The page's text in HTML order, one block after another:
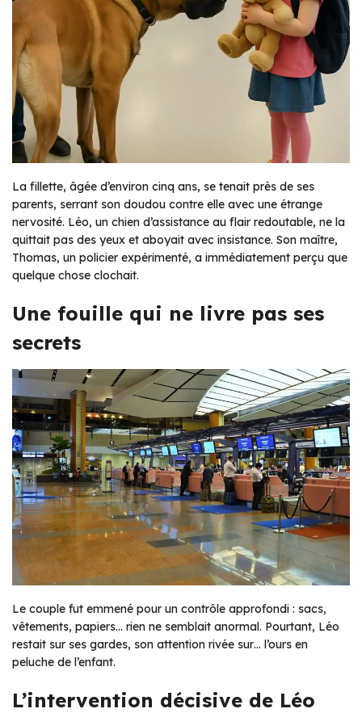
La fillette, âgée d’environ cinq ans, se tenait près de ses
parents, serrant son doudou contre elle avec une étrange
nervosité. Léo, un chien d’assistance au flair redoutable, ne la
quittait pas des yeux et aboyait avec insistance. Son maître,
Thomas, un policier expérimenté, a immédiatement perçu que
quelque chose clochait.
Une fouille qui ne livre pas ses
secrets
Le couple fut emmené pour un contrôle approfondi : sacs,
vêtements, papiers… rien ne semblait anormal. Pourtant, Léo
restait sur ses gardes, son attention rivée sur… l’ours en
peluche de l’enfant.
L’intervention décisive de Léo